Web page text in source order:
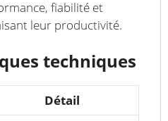
fiabilité et
leur productivité.
techniques
Détail